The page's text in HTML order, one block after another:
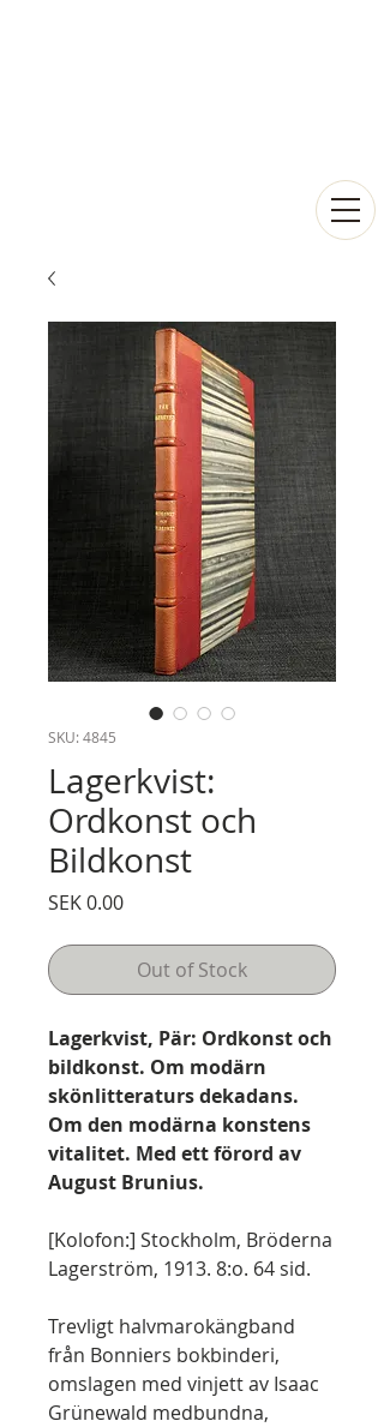
SKU: 4845
Lagerkvist:
Ordkonst och
Bildkonst
SEK 0.00Price
Out of Stock
Lagerkvist, Pär: Ordkonst och
bildkonst. Om modärn
skönlitteraturs dekadans.
Om den modärna konstens
vitalitet. Med ett förord av
August Brunius.
[Kolofon:] Stockholm, Bröderna
Lagerström, 1913. 8:o. 64 sid.
Trevligt halvmarokängband
från Bonniers bokbinderi,
omslagen med vinjett av Isaac
Grünewald medbundna,